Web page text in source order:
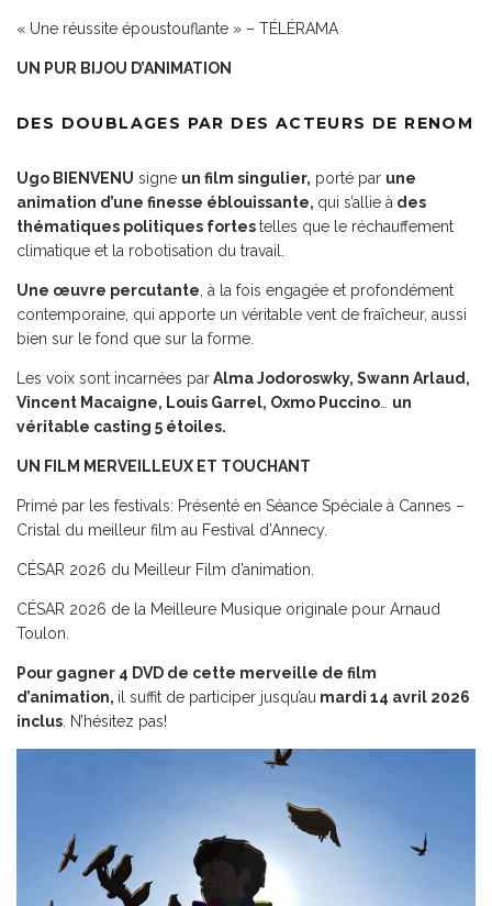
« Une réussite époustouflante » – TÉLÉRAMA
UN PUR BIJOU D’ANIMATION
DES DOUBLAGES PAR DES ACTEURS DE RENOM
Ugo BIENVENU signe un film singulier, porté par une
animation d’une finesse éblouissante, qui s’allie à des
thématiques politiques fortestelles que le réchauffement
climatique et la robotisation du travail.
Une œuvre percutante , à la fois engagée et profondément
contemporaine, qui apporte un véritable vent de fraîcheur, aussi
bien sur le fond que sur la forme.
Les voix sont incarnées parAlma Jodoroswky, Swann Arlaud,
Vincent Macaigne, Louis Garrel, Oxmo Puccino
un
véritable casting 5 étoiles.
UN FILM MERVEILLEUX ET TOUCHANT
Primé par les festivals: Présenté en Séance Spéciale à Cannes –
Cristal du meilleur film au Festival d’Annecy.
CÉSAR 2026 du Meilleur Film d’animation.
CÉSAR 2026 de la Meilleure Musique originale pour Arnaud
Toulon.
Pour gagner 4 DVD de cette merveille de film
d’animation, il suffit de participer jusqu’au mardi 14 avril 2026
inclus . N’hésitez pas!